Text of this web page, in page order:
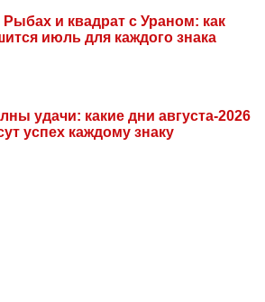
и квадрат с Ураном: как
июль для каждого знака
удачи: какие дни августа-2026
успех каждому знаку